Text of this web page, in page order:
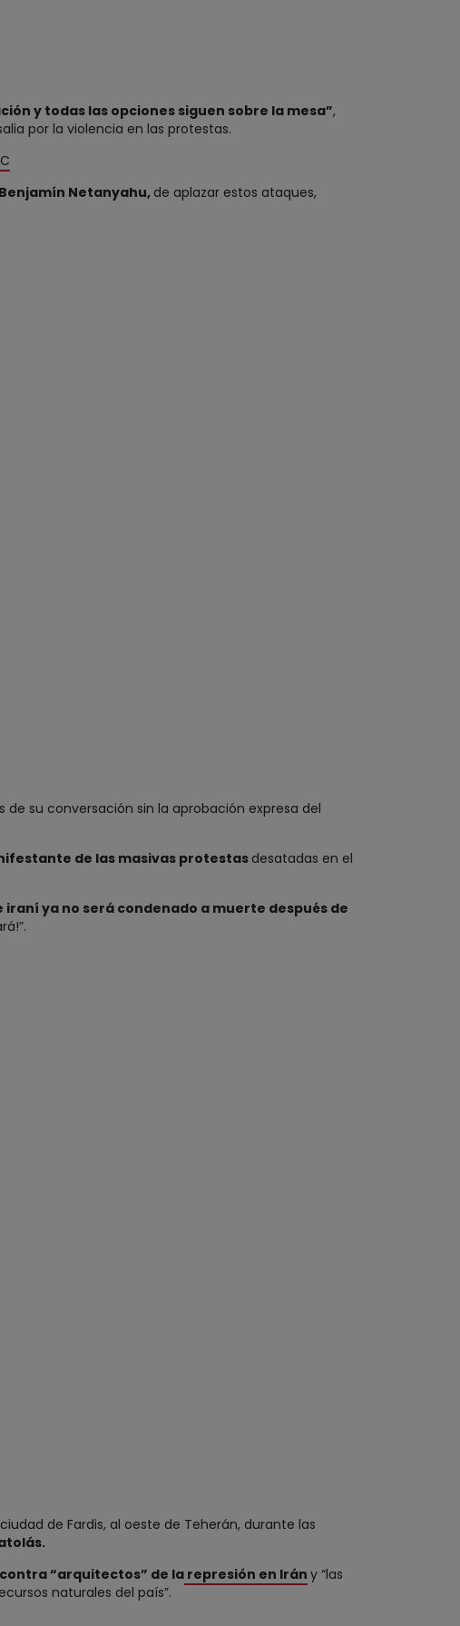
y todas las opciones siguen sobre la mesa”,
por la violencia en las protestas.
Benjamín Netanyahu, de aplazar estos ataques,
su conversación sin la aprobación expresa del
de las masivas protestas desatadas en el
ya no será condenado a muerte después de
de Fardis, al oeste de Teherán, durante las
“arquitectos” de larepresión en Irán y “las
naturales del país”.